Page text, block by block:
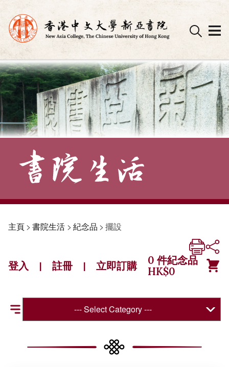
Skip
to
content
主頁> 書院生活 > 紀念品 > 擺設
登入 | 註冊 | 立即訂購 0 件紀念品
HK$0
--- Select Category ---